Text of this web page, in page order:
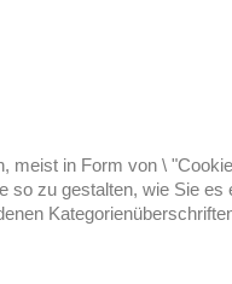
in Form von \
zu gestalten, wie Sie